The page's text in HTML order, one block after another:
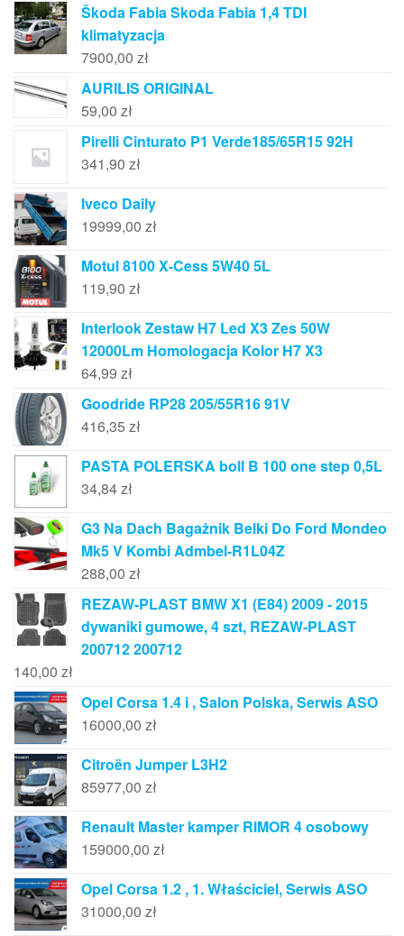
Škoda Fabia Skoda Fabia 1,4 TDI
klimatyzacja
7900,00 zł
AURILIS ORIGINAL
59,00 zł
Pirelli Cinturato P1 Verde185/65R15 92H
341,90 zł
Iveco Daily
19999,00 zł
Motul 8100 X-Cess 5W40 5L
119,90 zł
Interlook Zestaw H7 Led X3 Zes 50W
12000Lm Homologacja Kolor H7 X3
64,99 zł
Goodride RP28 205/55R16 91V
416,35 zł
PASTA POLERSKA boll B 100 one step 0,5L
34,84zł
G3 Na Dach Bagażnik Belki Do Ford Mondeo
Mk5 V Kombi Admbel-R1L04Z
288,00 zł
REZAW-PLAST BMW X1 (E84) 2009 - 2015
dywaniki gumowe, 4 szt, REZAW-PLAST
200712 200712
140,00 zł
Opel Corsa 1.4 i , Salon Polska, Serwis ASO
16000,00 zł
Citroën Jumper L3H2
85977,00 zł
Renault Master kamper RIMOR 4 osobowy
159000,00 zł
Opel Corsa 1.2 , 1. Właściciel, Serwis ASO
31000,00 zł